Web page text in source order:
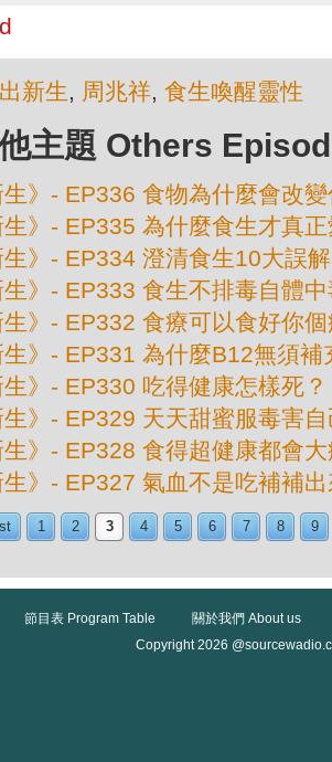
新生, 周兆祥, 食生喚醒靈性
主題 Others
生》- EP336 食物為什麼會改
生》- EP335 為什麼食生才真
生》- EP334 澄清食生10大誤解
生》- EP333 食生不排毒自體
生》- EP332 食療可以食好你
生》- EP331 為什麼B12無須補
生》- EP330 吃得健康怎樣死？
生》- EP329 天天甜蜜服毒害
生》- EP328 食得超健康都會
生》- EP327 氣血不是吃補補
1 2 3 4 5 6 7 8 9
節目表 Program Table
關於我們 About us
Copyright 2026